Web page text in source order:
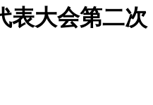
表大会第二次